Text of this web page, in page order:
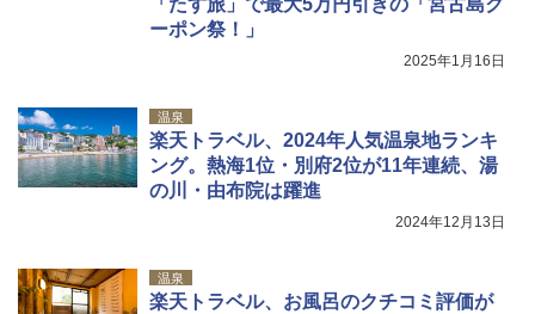
「たす旅」で最大5万円引きの「宮古島ク
ーポン祭！」
2025年1月16日
温泉
楽天トラベル、2024年人気温泉地ランキ
ング。熱海1位・別府2位が11年連続、湯
の川・由布院は躍進
2024年12月13日
温泉
楽天トラベル、お風呂のクチコミ評価が